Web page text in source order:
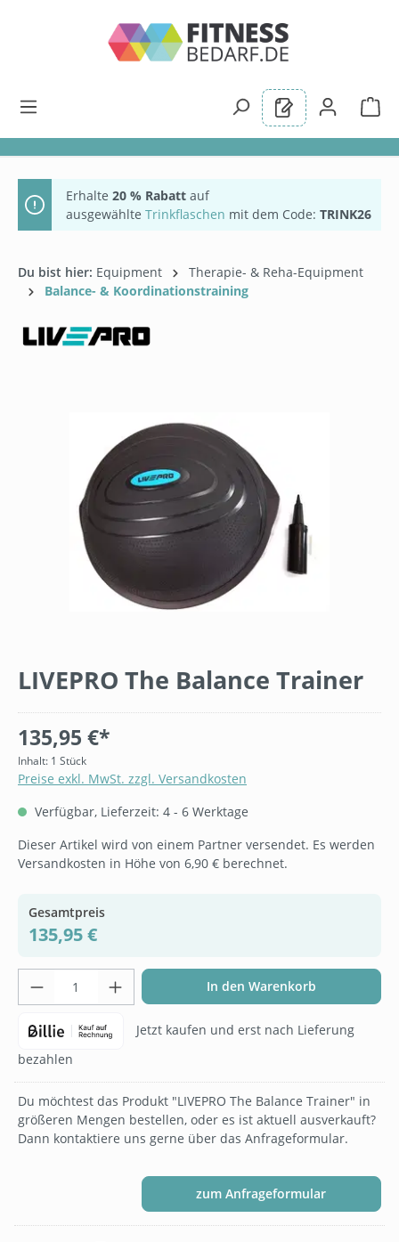
Erhalte 20 % Rabatt auf
ausgewählte Trinkflaschen mit dem Code: TRINK26
Du bist hier: Equipment
Therapie- & Reha-Equipment
Balance- & Koordinationstraining
LIVEPRO The Balance Trainer
135,95 €*
Inhalt: 1 Stück
Preise exkl. MwSt. zzgl. Versandkosten
Verfügbar, Lieferzeit: 4 - 6 Werktage
Dieser Artikel wird von einem Partner versendet. Es werden
Versandkosten in Höhe von 6,90 € berechnet.
Gesamtpreis
135,95 €
Produkt Anzahl: Gib den gewünschten
In den Warenkorb
Jetzt kaufen und erst nach Lieferung
bezahlen
Du möchtest das Produkt "LIVEPRO The Balance Trainer" in
größeren Mengen bestellen, oder es ist aktuell ausverkauft?
Dann kontaktiere uns gerne über das Anfrageformular.
zum Anfrageformular